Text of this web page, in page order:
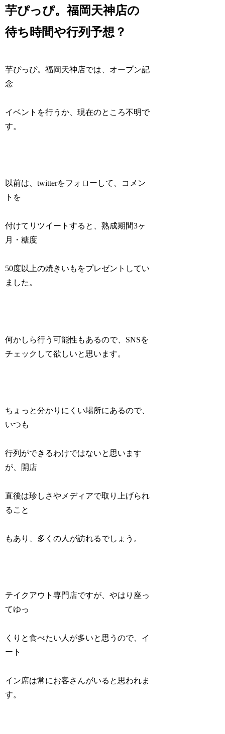
芋ぴっぴ。福岡天神店の
待ち時間や行列予想？
芋ぴっぴ。福岡天神店では、オープン記
念
イベントを行うか、現在のところ不明で
す。
以前は、twitterをフォローして、コメン
トを
付けてリツイートすると、熟成期間3ヶ
月・糖度
50度以上の焼きいもをプレゼントしてい
ました。
何かしら行う可能性もあるので、SNSを
チェックして欲しいと思います。
ちょっと分かりにくい場所にあるので、
いつも
行列ができるわけではないと思います
が、開店
直後は珍しさやメディアで取り上げられ
ること
もあり、多くの人が訪れるでしょう。
テイクアウト専門店ですが、やはり座っ
てゆっ
くりと食べたい人が多いと思うので、イ
ート
イン席は常にお客さんがいると思われま
す。